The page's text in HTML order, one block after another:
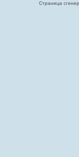
Страница